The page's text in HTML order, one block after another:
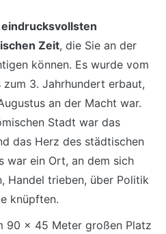
Zeit, die Sie an der
können. Es wurde vom
zum 3. Jahrhundert erbaut,
an der Macht war.
Stadt war das
das Herz des städtischen
war ein Ort, an dem sich
Handel trieben, über Politik
knüpften.
90 x 45 Meter großen Platz